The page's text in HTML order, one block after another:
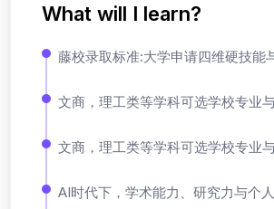
What will I learn?
藤校录取标准:大学申请四维硬技能
文商，理工类等学科可选学校专业
文商，理工类等学科可选学校专业
AI时代下，学术能力、研究力与个